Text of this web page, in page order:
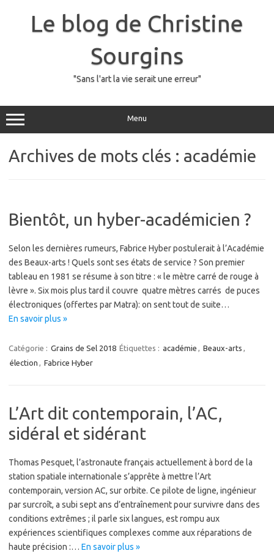
Le blog de Christine
Sourgins
"Sans l'art la vie serait une erreur"
Menu
Archives de mots clés : académie
Bientôt, un hyber-académicien ?
Selon les dernières rumeurs, Fabrice Hyber postulerait à l’Académie
des Beaux-arts ! Quels sont ses états de service ? Son premier
tableau en 1981 se résume à son titre : « le mètre carré de rouge à
lèvre ». Six mois plus tard il couvre quatre mètres carrés de puces
électroniques (offertes par Matra): on sent tout de suite…
En savoir plus »
Catégorie : Grains de Sel 2018 Étiquettes : académie , Beaux-arts ,
élection , Fabrice Hyber
L’Art dit contemporain, l’AC,
sidéral et sidérant
Thomas Pesquet, l’astronaute français actuellement à bord de la
station spatiale internationale s’apprête à mettre l’Art
contemporain, version AC, sur orbite. Ce pilote de ligne, ingénieur
par surcroît, a subi sept ans d’entraînement pour survivre dans des
conditions extrêmes ; il parle six langues, est rompu aux
expériences scientifiques complexes comme aux réparations de
haute précision :… En savoir plus »